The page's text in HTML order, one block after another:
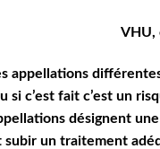
VHU,
appellations
si c’est fait c’est un
désignent
subir un traitement